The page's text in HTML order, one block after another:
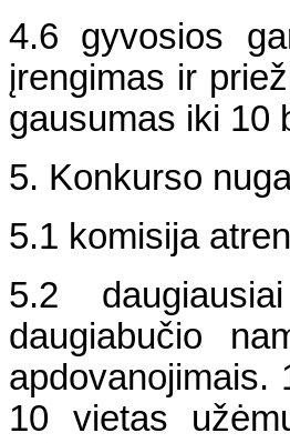
4.6 gyvosios
įrengimas ir
gausumas iki 10
5. Konkurso
5.1 komisija
5.2
daugiabučio
apdovanojimais.
10 vietas